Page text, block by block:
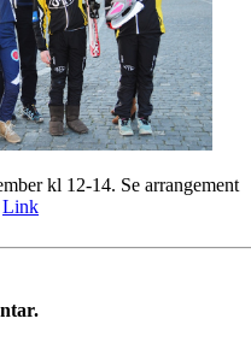
kl 12-14. Se arrangement
Link